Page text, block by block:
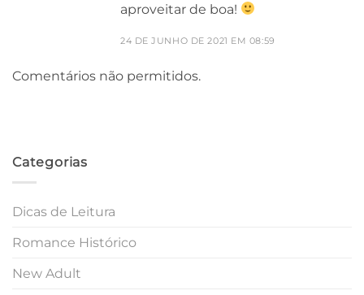
aproveitar de boa!
24 DE JUNHO DE 2021 EM 08:59
Comentários não permitidos.
Categorias
Dicas de Leitura
Romance Histórico
New Adult